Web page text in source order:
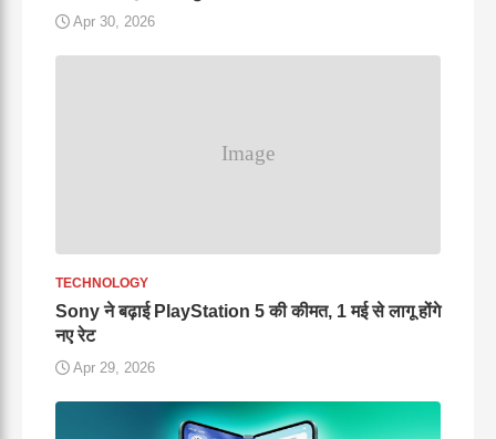
Apr 30, 2026
TECHNOLOGY
Sony ने बढ़ाई PlayStation 5 की कीमत, 1 मई से लागू होंगे
नए रेट
Apr 29, 2026